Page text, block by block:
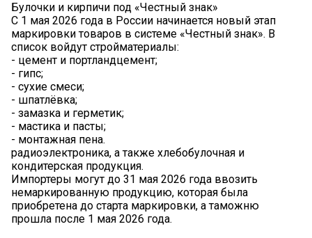
Булочки и кирпичи под «Честный знак»
С 1 мая 2026 года в России начинается новый этап
маркировки товаров в системе «Честный знак». В
список войдут стройматериалы:
- цемент и портландцемент;
- гипс;
- сухие смеси;
- шпатлёвка;
- замазка и герметик;
- мастика и пасты;
- монтажная пена.
радиоэлектроника, а также хлебобулочная и
кондитерская продукция.
Импортеры могут до 31 мая 2026 года ввозить
немаркированную продукцию, которая была
приобретена до старта маркировки, а таможню
прошла после 1 мая 2026 года.